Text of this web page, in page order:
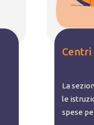
Centri
La
le
spese